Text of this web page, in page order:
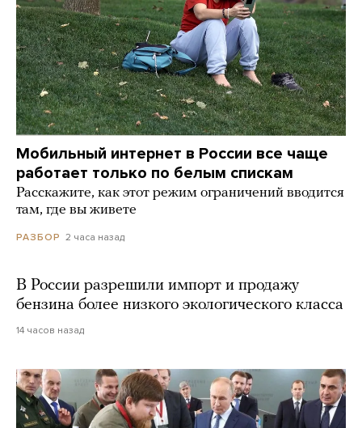
Мобильный интернет в России все чаще
работает только по белым спискам
Расскажите, как этот режим ограничений вводится
там, где вы живете
РАЗБОР 2 часа назад
В России разрешили импорт и продажу
бензина более низкого экологического класса
14 часов назад